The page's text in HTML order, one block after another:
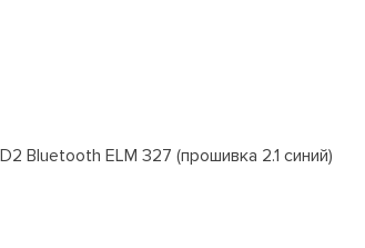
Bluetooth ELM 327 (прошивка 2.1 синий)